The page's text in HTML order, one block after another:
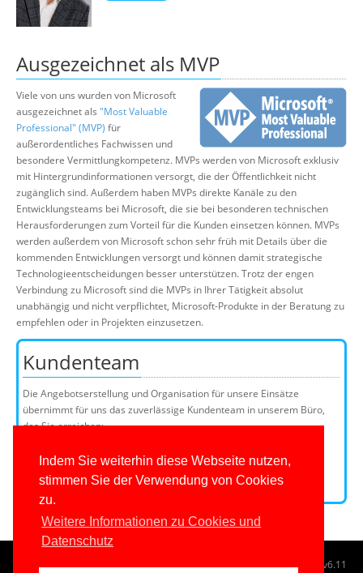
Indem Sie weiterhin diese Webseite nutzen,
stimmen Sie der Verwendung von Cookies
zu.
Weitere Informationen zu Cookies und
Datenschutz
Ausgezeichnet als MVP
Viele von uns wurden von Microsoft
ausgezeichnet als "Most Valuable
Professional" (MVP) für
außerordentliches Fachwissen und
besondere Vermittlungkompetenz. MVPs werden von Microsoft exklusiv
mit Hintergrundinformationen versorgt, die der Öffentlichkeit nicht
zugänglich sind. Außerdem haben MVPs direkte Kanäle zu den
Entwicklungsteams bei Microsoft, die sie bei besonderen technischen
Herausforderungen zum Vorteil für die Kunden einsetzen können. MVPs
werden außerdem von Microsoft schon sehr früh mit Details über die
kommenden Entwicklungen versorgt und können damit strategische
Technologieentscheidungen besser unterstützen. Trotz der engen
Verbindung zu Microsoft sind die MVPs in Ihrer Tätigkeit absolut
unabhängig und nicht verpflichtet, Microsoft-Produkte in der Beratung zu
empfehlen oder in Projekten einzusetzen.
Kundenteam
Die Angebotserstellung und Organisation für unsere Einsätze
übernimmt für uns das zuverlässige Kundenteam in unserem Büro,
das Sie erreichen:
E-Mail:
Kundenteammitglieder
© 1996-2026www.IT-Visions.at-Dr. Holger Schwichtenberg v6.11